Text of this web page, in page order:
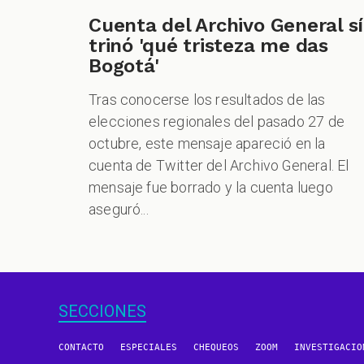
Cuenta del Archivo General sí
trinó 'qué tristeza me das
Bogotá'
Tras conocerse los resultados de las
elecciones regionales del pasado 27 de
octubre, este mensaje apareció en la
cuenta de Twitter del Archivo General. El
mensaje fue borrado y la cuenta luego
aseguró...
SECCIONES
CONTACTO ESPECIALES CHEQUEOS ZOOM